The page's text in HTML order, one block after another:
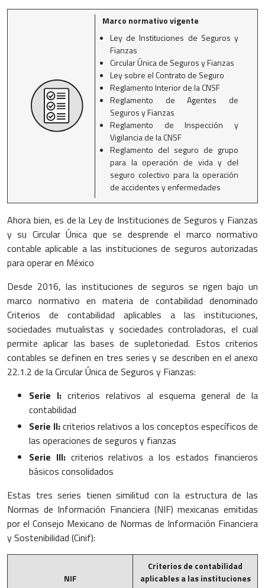
Marco normativo vigente
Ley de Instituciones de Seguros y
Fianzas
Circular Única de Seguros y Fianzas
Ley sobre el Contrato de Seguro
Reglamento Interior de la CNSF
Reglamento de Agentes de
Seguros y Fianzas
Reglamento de Inspección y
Vigilancia de la CNSF
Reglamento del seguro de grupo
para la operación de vida y del
seguro colectivo para la operación
de accidentes y enfermedades
Ahora bien, es de la Ley de Instituciones de Seguros y Fianzas
y su Circular Única que se desprende el marco normativo
contable aplicable a las instituciones de seguros autorizadas
para operar en México
Desde 2016, las instituciones de seguros se rigen bajo un
marco normativo en materia de contabilidad denominado
Criterios de contabilidad aplicables a las instituciones,
sociedades mutualistas y sociedades controladoras, el cual
permite aplicar las bases de supletoriedad. Estos criterios
contables se definen en tres series y se describen en el anexo
22.1.2 de la Circular Única de Seguros y Fianzas:
Serie I: criterios relativos al esquema general de la
contabilidad
Serie II:criterios relativos a los conceptos específicos de
las operaciones de seguros y fianzas
Serie III: criterios relativos a los estados financieros
básicos consolidados
Estas tres series tienen similitud con la estructura de las
Normas de Información Financiera (NIF) mexicanas emitidas
por el Consejo Mexicano de Normas de Información Financiera
y Sostenibilidad (Cinif):
NIF
Criterios de contabilidad
aplicables a las instituciones